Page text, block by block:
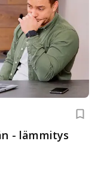
- lämmitys